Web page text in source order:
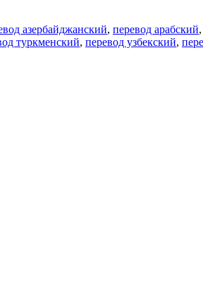
азербайджанский, перевод арабский,
туркменский, перевод узбекский,